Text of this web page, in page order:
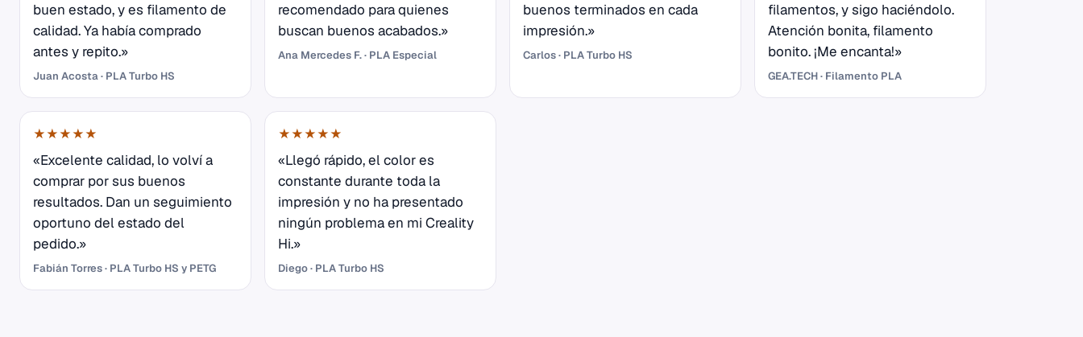
buen estado, y es filamento de
calidad. Ya había comprado
antes y repito.»
Juan Acosta · PLA Turbo HS
recomendado para quienes
buscan buenos acabados.»
Ana Mercedes F. · PLA Especial
buenos terminados en cada
impresión.»
Carlos · PLA Turbo HS
filamentos, y sigo haciéndolo.
Atención bonita, filamento
bonito. ¡Me encanta!»
GEA.TECH · Filamento PLA
★★★★★
«Excelente calidad, lo volví a
comprar por sus buenos
resultados. Dan un seguimiento
oportuno del estado del
pedido.»
Fabián Torres · PLA Turbo HS y PETG
★★★★★
«Llegó rápido, el color es
constante durante toda la
impresión y no ha presentado
ningún problema en mi Creality
Hi.»
Diego · PLA Turbo HS